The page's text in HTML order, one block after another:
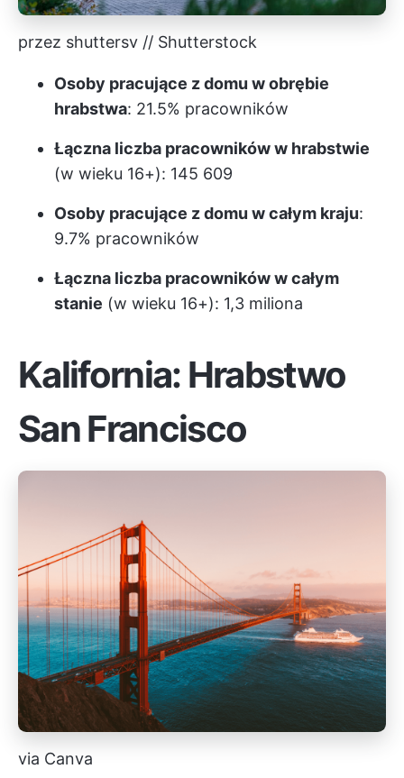
przez shuttersv // Shutterstock
Osoby pracujące z domu w obrębie
hrabstwa: 21.5% pracowników
Łączna liczba pracowników w hrabstwie
(w wieku 16+): 145 609
Osoby pracujące z domu w całym kraju:
9.7% pracowników
Łączna liczba pracowników w całym
stanie (w wieku 16+): 1,3 miliona
Kalifornia: Hrabstwo
San Francisco
via Canva